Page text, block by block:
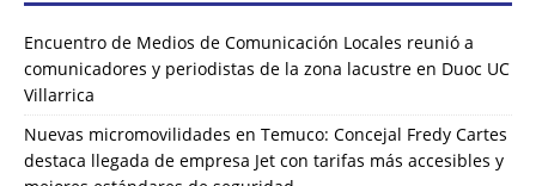
Encuentro de Medios de Comunicación Locales reunió a
comunicadores y periodistas de la zona lacustre en Duoc UC
Villarrica
Nuevas micromovilidades en Temuco: Concejal Fredy Cartes
destaca llegada de empresa Jet con tarifas más accesibles y